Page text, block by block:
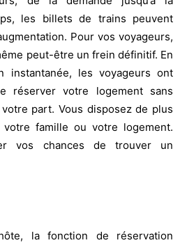
les billets de trains peuvent
Pour vos voyageurs,
peut-être un frein définitif. En
instantanée, les voyageurs ont
réserver votre logement sans
part. Vous disposez de plus
famille ou votre logement.
vos chances de trouver un
la fonction de réservation